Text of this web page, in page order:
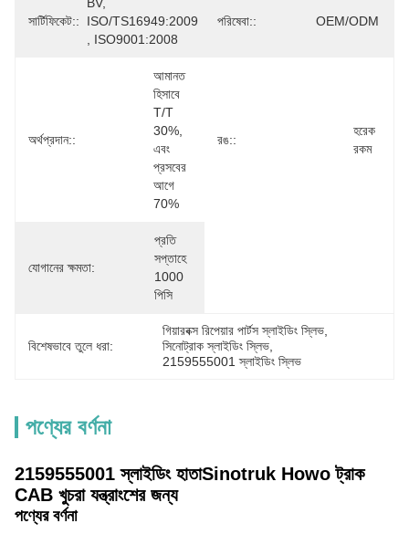
সার্টিফিকেট::
ISO/TS16949:2009
, ISO9001:2008
পরিষেবা:: OEM/ODM
অর্থপ্রদান::
আমানত
হিসাবে
T/T
30%,
এবং
প্রসবের
আগে
70%
রঙ::
হরেক
রকম
যোগানের ক্ষমতা:
প্রতি
সপ্তাহে
1000
পিসি
বিশেষভাবে তুলে ধরা:
গিয়ারবক্স রিপেয়ার পার্টস স্লাইডিং স্লিভ
সিনোট্রাক স্লাইডিং স্লিভ
2159555001 স্লাইডিং স্লিভ
পণ্যের বর্ণনা
2159555001 স্লাইডিং হাতাSinotruk Howo ট্রাক
CAB খুচরা যন্ত্রাংশের জন্য
পণ্যের বর্ণনা